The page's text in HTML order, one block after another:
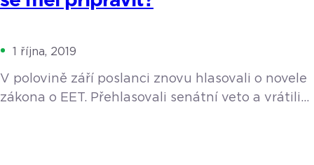
1 října, 2019
V polovině září poslanci znovu hlasovali o novele
zákona o EET. Přehlasovali senátní veto a vrátili